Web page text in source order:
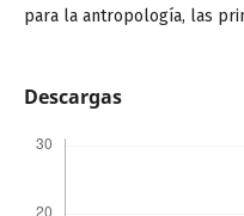
para la antropología, las
Descargas